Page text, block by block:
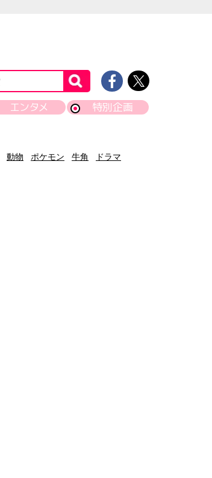
エンタメ 特別企画
動物 ポケモン 牛角
ドラマ